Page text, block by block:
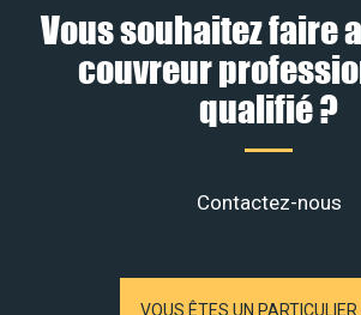
Vous souhaitez faire
couvreur
qualifié ?
Contactez-nous
VOUS ÊTES UN PARTICULIER